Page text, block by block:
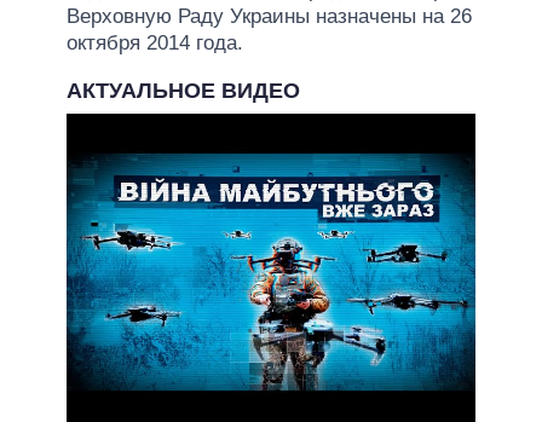
Верховную Раду Украины назначены на 26
октября 2014 года.
АКТУАЛЬНОЕ ВИДЕО